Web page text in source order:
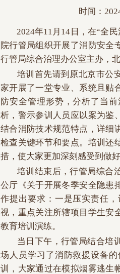
时间：
2024年11月14日，在“全
院行管局组织开展了消防安全
行管局综合治理办公室主办，
培训首先请到原北京市公
家开展了一堂专业、系统且贴
防安全管理形势，分析了当
析，警示参训人员应以案为鉴
结合消防技术规范特点，详细
检查关键环节和要点。培训还
措，使大家更加深刻感受到做
培训结束后，行管局综合
公厅《关于开展冬季安全隐患
作提出要求：一是压实责任
视，重点关注所辖项目学生安
教育培训演练。
当日下午，行管局结合培
场人员学习了消防救援设备
训，大家通过在模拟烟雾逃生